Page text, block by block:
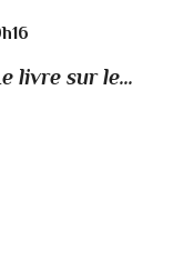
livre sur le...